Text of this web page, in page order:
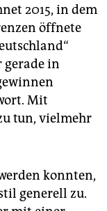
2015, in dem
öffnete
gerade in
Mit
tun, vielmehr
konnten,
generell zu.